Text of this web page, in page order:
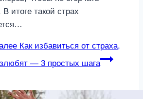
итоге такой страх
Как избавиться от страха,
— 3 простых шага